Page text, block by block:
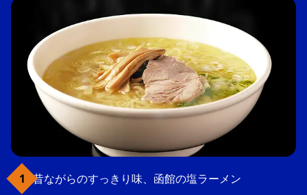
昔ながらのすっきり味、函館の塩ラーメン